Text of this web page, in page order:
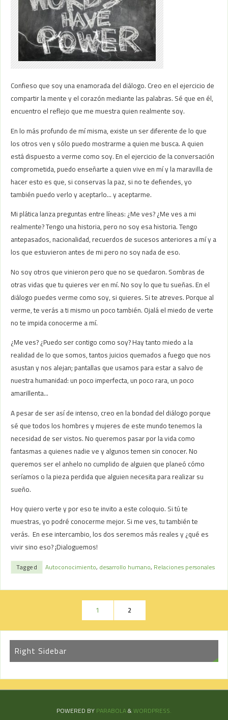
Confieso que soy una enamorada del diálogo. Creo en el ejercicio de
compartir la mente y el corazón mediante las palabras. Sé que en él,
encuentro el reflejo que me muestra quien realmente soy.
En lo más profundo de mí misma, existe un ser diferente de lo que
los otros ven y sólo puedo mostrarme a quien me busca. A quien
está dispuesto a verme como soy. En el ejercicio de la conversación
comprometida, puedo enseñarte a quien vive en mí y la maravilla de
hacer esto es que, si conservas la paz, si no te defiendes, yo
también puedo verlo y aceptarlo… y aceptarme.
Mi plática lanza preguntas entre líneas: ¿Me ves? ¿Me ves a mi
realmente? Tengo una historia, pero no soy esa historia. Tengo
antepasados, nacionalidad, recuerdos de sucesos anteriores a mí y a
los que estuvieron antes de mi pero no soy nada de eso.
No soy otros que vinieron pero que no se quedaron. Sombras de
otras vidas que tu quieres ver en mí. No soy lo que tu sueñas. En el
diálogo puedes verme como soy, si quieres. Si te atreves. Porque al
verme, te verás a ti mismo un poco también. Ojalá el miedo de verte
no te impida conocerme a mí.
¿Me ves? ¿Puedo ser contigo como soy? Hay tanto miedo a la
realidad de lo que somos, tantos juicios quemados a fuego que nos
asustan y nos alejan; pantallas que usamos para estar a salvo de
nuestra humanidad: un poco imperfecta, un poco rara, un poco
amarillenta…
A pesar de ser así de intenso, creo en la bondad del diálogo porque
sé que todos los hombres y mujeres de este mundo tenemos la
necesidad de ser vistos. No queremos pasar por la vida como
fantasmas a quienes nadie ve y algunos temen sin conocer. No
queremos ser el anhelo no cumplido de alguien que planeó cómo
seríamos o la pieza perdida que alguien necesita para realizar su
sueño.
Hoy quiero verte y por eso te invito a este coloquio. Si tú te
muestras, yo podré conocerme mejor. Si me ves, tu también te
verás. En ese intercambio, los dos seremos más reales y ¿qué es
vivir sino eso? ¡Dialoguemos!
Tagged Autoconocimiento, desarrollo humano, Relaciones personales
1 2
Right Sidebar
POWERED BY PARABOLA&WORDPRESS.